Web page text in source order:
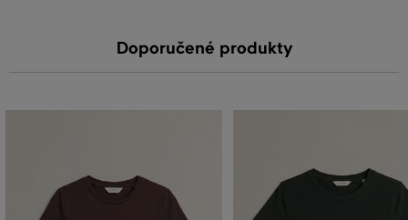
Doporučené produkty